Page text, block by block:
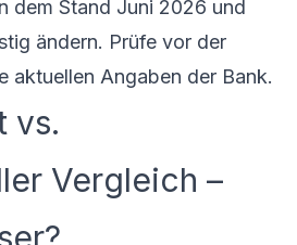
dem Stand Juni 2026 und
ändern. Prüfe vor der
aktuellen Angaben der Bank.
vs.
Vergleich –